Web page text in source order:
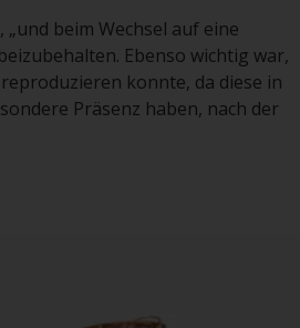
beim Wechsel auf eine
Ebenso wichtig war,
konnte, da diese in
Präsenz haben, nach der